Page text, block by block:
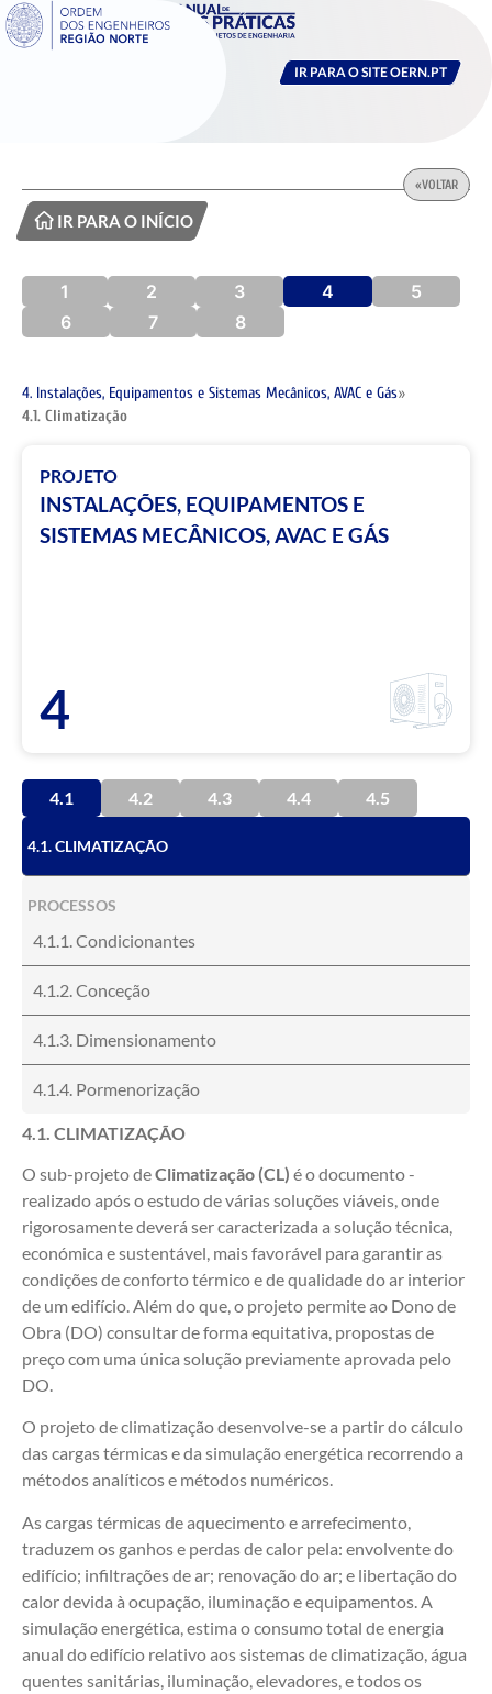
IR PARA O SITE OERN.PT
«VOLTAR
IR PARA O INÍCIO
1 2 3 4
5
6
7 8
4. Instalações, Equipamentos e Sistemas Mecânicos, AVAC e Gás»
4.1. Climatização
PROJETO
INSTALAÇÕES, EQUIPAMENTOS E
SISTEMAS MECÂNICOS, AVAC E GÁS
4
4.1 4.2 4.3 4.4 4.5
4.1. CLIMATIZAÇÃO
PROCESSOS
4.1.1. Condicionantes
4.1.2. Conceção
4.1.3. Dimensionamento
4.1.4. Pormenorização
4.1. CLIMATIZAÇÃO
O sub-projeto deClimatização (CL) é o documento -
realizado após o estudo de várias soluções viáveis, onde
rigorosamente deverá ser caracterizada a solução técnica,
económica e sustentável, mais favorável para garantir as
condições de conforto térmico e de qualidade do ar interior
de um edifício. Além do que, o projeto permite ao Dono de
Obra (DO) consultar de forma equitativa, propostas de
preço com uma única solução previamente aprovada pelo
DO.
O projeto de climatização desenvolve-se a partir do cálculo
das cargas térmicas e da simulação energética recorrendo a
métodos analíticos e métodos numéricos.
As cargas térmicas de aquecimento e arrefecimento,
traduzem os ganhos e perdas de calor pela: envolvente do
edifício; infiltrações de ar; renovação do ar; e libertação do
calor devida à ocupação, iluminação e equipamentos. A
simulação energética, estima o consumo total de energia
anual do edifício relativo aos sistemas de climatização, água
quentes sanitárias, iluminação, elevadores, e todos os